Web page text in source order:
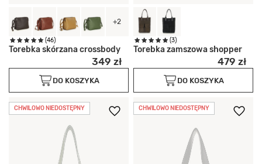
+2
(46)
Torebka skórzana crossbody
349 zł
DO KOSZYKA
(3)
Torebka zamszowa shopper
479 zł
DO KOSZYKA
CHWILOWO NIEDOSTĘPNY CHWILOWO NIEDOSTĘPNY